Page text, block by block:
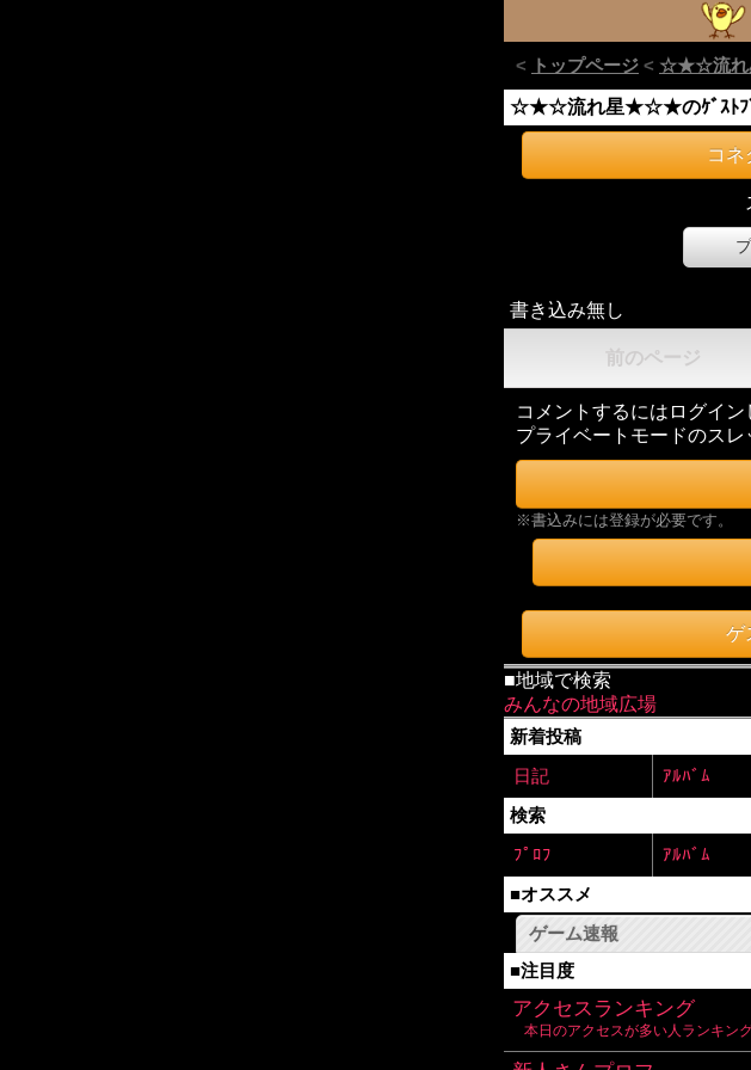
< トップページ < ☆★☆流れ
☆★☆流れ星★☆★のｹﾞｽﾄﾌ
コネ
書き込み無し
前のページ
コメントするにはログイン
プライベートモードのスレ
※書込みには登録が必要です。
ゲ
■地域で検索
みんなの地域広場
新着投稿
日記
ｱﾙﾊﾞﾑ
検索
ﾌﾟﾛﾌ
ｱﾙﾊﾞﾑ
■オススメ
ゲーム速報
■注目度
アクセスランキング
本日のアクセスが多い人ランキン